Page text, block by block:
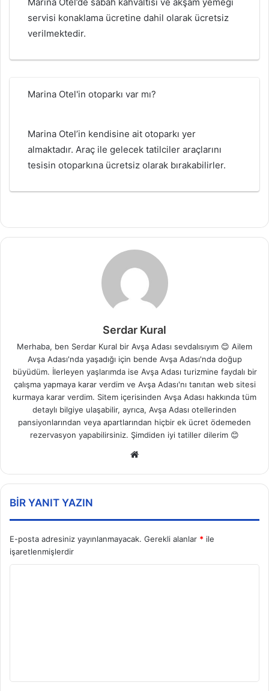
servisi konaklama ücretine dahil olarak ücretsiz
verilmektedir.
Marina Otel'in otoparkı var mı?
Marina Otel’in kendisine ait otoparkı yer
almaktadır. Araç ile gelecek tatilciler araçlarını
tesisin otoparkına ücretsiz olarak bırakabilirler.
Serdar Kural
Merhaba, ben Serdar Kural bir Avşa Adası sevdalısıyım 😊 Ailem
Avşa Adası'nda yaşadığı için bende Avşa Adası'nda doğup
büyüdüm. İlerleyen yaşlarımda ise Avşa Adası turizmine faydalı bir
çalışma yapmaya karar verdim ve Avşa Adası'nı tanıtan web sitesi
kurmaya karar verdim. Sitem içerisinden Avşa Adası hakkında tüm
detaylı bilgiye ulaşabilir, ayrıca, Avşa Adası otellerinden
pansiyonlarından veya apartlarından hiçbir ek ücret ödemeden
rezervasyon yapabilirsiniz. Şimdiden iyi tatiller dilerim 😊
Web
BIR YANIT YAZIN
E-posta adresiniz yayınlanmayacak. Gerekli alanlar * ile
işaretlenmişlerdir